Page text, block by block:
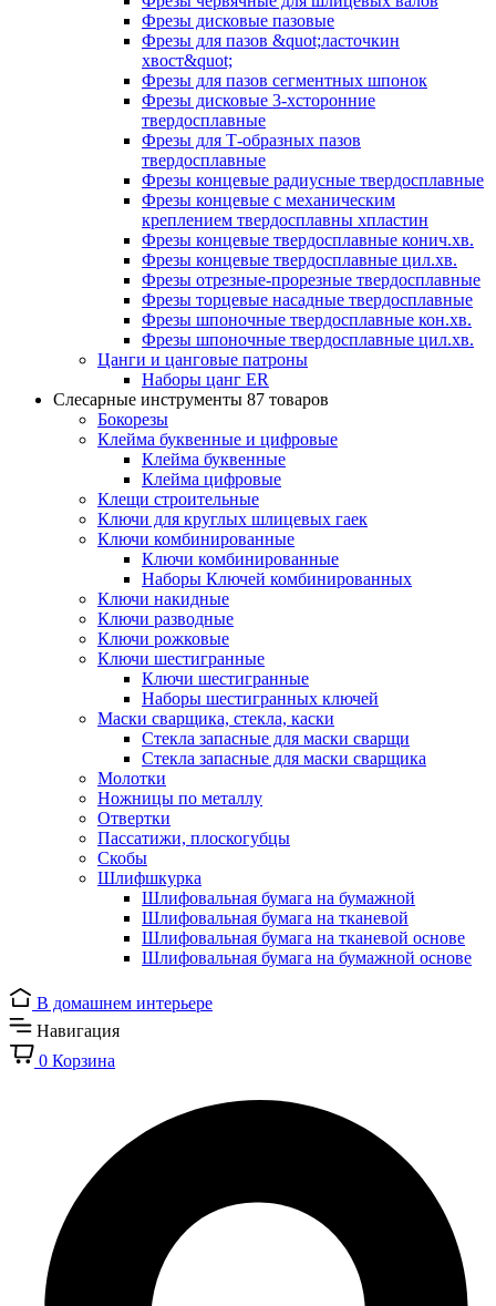
Фрезы дисковые пазовые
Фрезы для пазов &quot;ласточкин
хвост&quot;
Фрезы для пазов сегментных шпонок
Фрезы дисковые 3-хсторонние
твердосплавные
Фрезы для Т-образных пазов
твердосплавные
Фрезы концевые радиусные твердосплавные
Фрезы концевые с механическим
креплением твердосплавны хпластин
Фрезы концевые твердосплавные конич.хв.
Фрезы концевые твердосплавные цил.хв.
Фрезы отрезные-прорезные твердосплавные
Фрезы торцевые насадные твердосплавные
Фрезы шпоночные твердосплавные кон.хв.
Фрезы шпоночные твердосплавные цил.хв.
Цанги и цанговые патроны
Наборы цанг ER
Слесарные инструменты 87 товаров
Бокорезы
Клейма буквенные и цифровые
Клейма буквенные
Клейма цифровые
Клещи строительные
Ключи для круглых шлицевых гаек
Ключи комбинированные
Ключи комбинированные
Наборы Ключей комбинированных
Ключи накидные
Ключи разводные
Ключи рожковые
Ключи шестигранные
Ключи шестигранные
Наборы шестигранных ключей
Маски сварщика, стекла, каски
Стекла запасные для маски сварщи
Стекла запасные для маски сварщика
Молотки
Ножницы по металлу
Отвертки
Пассатижи, плоскогубцы
Скобы
Шлифшкурка
Шлифовальная бумага на бумажной
Шлифовальная бумага на тканевой
Шлифовальная бумага на тканевой основе
Шлифовальная бумага на бумажной основе
В домашнем интерьере
Навигация
0 Корзина